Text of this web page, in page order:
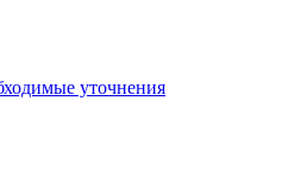
уточнения